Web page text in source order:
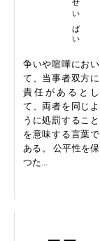
争いや喧嘩におい
て、当事者双方に
責任があるとし
て、両者を同じよ
うに処罰すること
を意味する言葉で
ある。 公平性を保
つた...